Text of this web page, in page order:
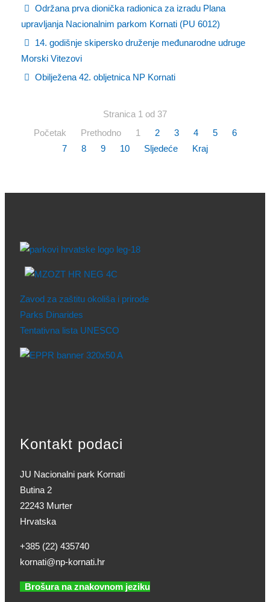
Održana prva dionička radionica za izradu Plana
upravljanja Nacionalnim parkom Kornati (PU 6012)
14. godišnje skipersko druženje međunarodne udruge
Morski Vitezovi
Obilježena 42. obljetnica NP Kornati
Stranica 1 od 37
Početak
Prethodno 1 2 3 4 5
6
7
8 9 10 Sljedeće Kraj
Zavod za zaštitu okoliša i prirode
Parks Dinarides
Tentativna lista UNESCO
Kontakt podaci
JU Nacionalni park Kornati
Butina 2
22243 Murter
Hrvatska
+385 (22) 435740
kornati@np-kornati.hr
Brošura na znakovnom jeziku